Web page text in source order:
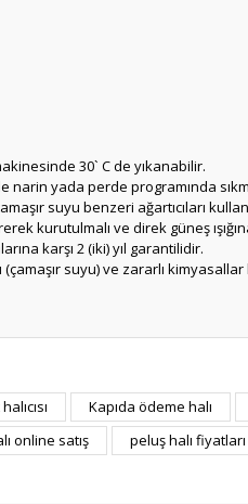
30` C de yıkanabilir.
narin yada perde programında
suyu benzeri ağartıcıları
kurutulmalı ve direk güneş
karşı 2 (iki) yıl garantilidir.
suyu) ve zararlı
için teşekkür ederiz.
bozuk veya görüntülenemiyor.
Kapıda ödeme halı
online satış
peluş halı fiyatları